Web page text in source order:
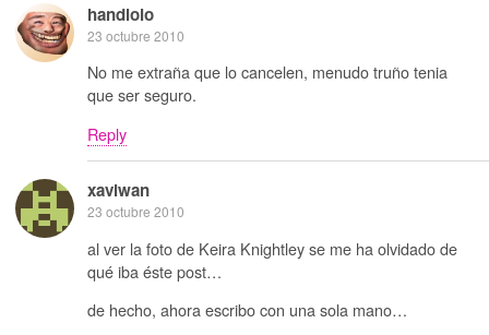
handlolo
23 octubre 2010
No me extraña que lo cancelen, menudo truño tenia
que ser seguro.
Reply
xaviwan
23 octubre 2010
al ver la foto de Keira Knightley se me ha olvidado de
qué iba éste post…
de hecho, ahora escribo con una sola mano…